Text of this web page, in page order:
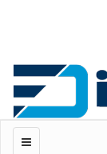
منو